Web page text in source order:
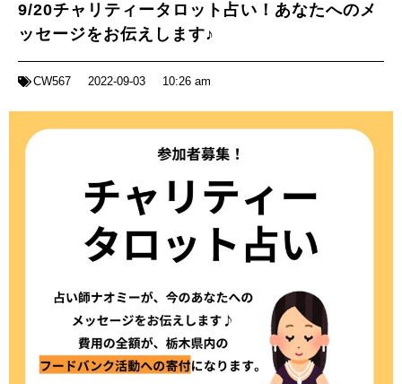
9/20チャリティータロット占い！あなたへのメ
ッセージをお伝えします♪
CW567 2022-09-03 10:26 am